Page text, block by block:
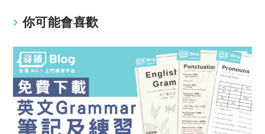
你可能會喜歡